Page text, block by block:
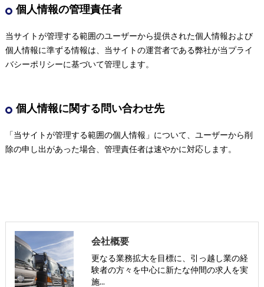
個人情報の管理責任者
当サイトが管理する範囲のユーザーから提供された個人情報および
個人情報に準ずる情報は、当サイトの運営者である弊社が当プライ
バシーポリシーに基づいて管理します。
個人情報に関する問い合わせ先
「当サイトが管理する範囲の個人情報」について、ユーザーから削
除の申し出があった場合、管理責任者は速やかに対応します。
会社概要
更なる業務拡大を目標に、引っ越し業の経
験者の方々を中心に新たな仲間の求人を実
施…